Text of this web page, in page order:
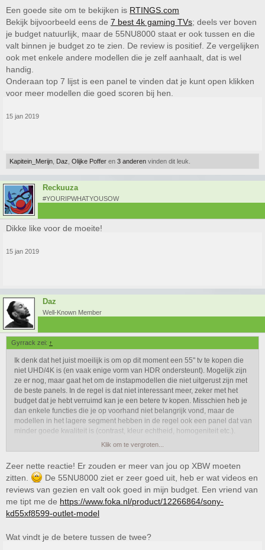
Een goede site om te bekijken is RTINGS.com
Bekijk bijvoorbeeld eens de 7 best 4k gaming TVs; deels ver boven
je budget natuurlijk, maar de 55NU8000 staat er ook tussen en die
valt binnen je budget zo te zien. De review is positief. Ze vergelijken
ook met enkele andere modellen die je zelf aanhaalt, dat is wel
handig.
Onderaan top 7 lijst is een panel te vinden dat je kunt open klikken
voor meer modellen die goed scoren bij hen.
15 jan 2019
Kapitein_Merijn Daz Olijke Poffer en 3 anderen vinden dit leuk.
Reckuuza
#YOURIPWHATYOUSOW
Dikke like voor de moeite!
15 jan 2019
Daz
Well-Known Member
Gyrrack zei: ↑
Ik denk dat het juist moeilijk is om op dit moment een 55" tv te kopen die
niet UHD/4K is (en vaak enige vorm van HDR ondersteunt). Mogelijk zijn
ze er nog, maar gaat het om de instapmodellen die niet uitgerust zijn met
de beste panels. In de regel is dat niet interessant meer, zeker met het
budget dat je hebt verruimd kan je een betere tv kopen. Misschien heb je
dan enkele functies die je op voorhand niet belangrijk vond, maar de
modellen in het lagere segment hebben in de regel ook een panel dat van
minder goede kwaliteit is (contrast, kleur echtheid, homogeniteit etc.).
Ik heb de tv markt het afgelopen jaar iets minder gevolgd zodat ik met
name van de top modellen wat heb meegekregen, maar niet het midden
segment (hobbymatig volgde ik voorheen alles). Daarom kan ik niet alles
zeggen over de modellen die je noemt.
Globaal:
XF7004: 50 Hz model, dat leidt tot enige onscherpte bij
XF8599: 100 Hz, heeft een IPS panel. Goede kijkhoeken, minder
Klik om te vergroten...
Zeer nette reactie! Er zouden er meer van jou op XBW moeten
zitten.
De 55NU8000 ziet er zeer goed uit, heb er wat videos en
reviews van gezien en valt ook goed in mijn budget. Een vriend van
me tipt me de https://www.foka.nl/product/12266864/sony-
kd55xf8599-outlet-model
Wat vindt je de betere tussen de twee?